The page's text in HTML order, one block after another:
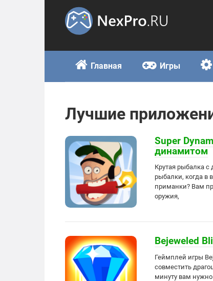
Главная Игры
Лучшие
Super
динамитом
Крутая рыбалка
рыбалки, когда в
приманки? Вам
оружия,
Bejeweled
Геймплей игры
совместить
минуту вам